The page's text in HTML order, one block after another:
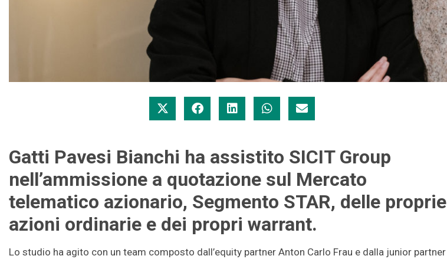
Gatti Pavesi Bianchi ha assistito SICIT Group
nell’ammissione a quotazione sul Mercato
telematico azionario, Segmento STAR, delle proprie
azioni ordinarie e dei propri warrant.
Lo studio ha agito con un team composto dall’equity partner Anton Carlo Frau e dalla junior partner